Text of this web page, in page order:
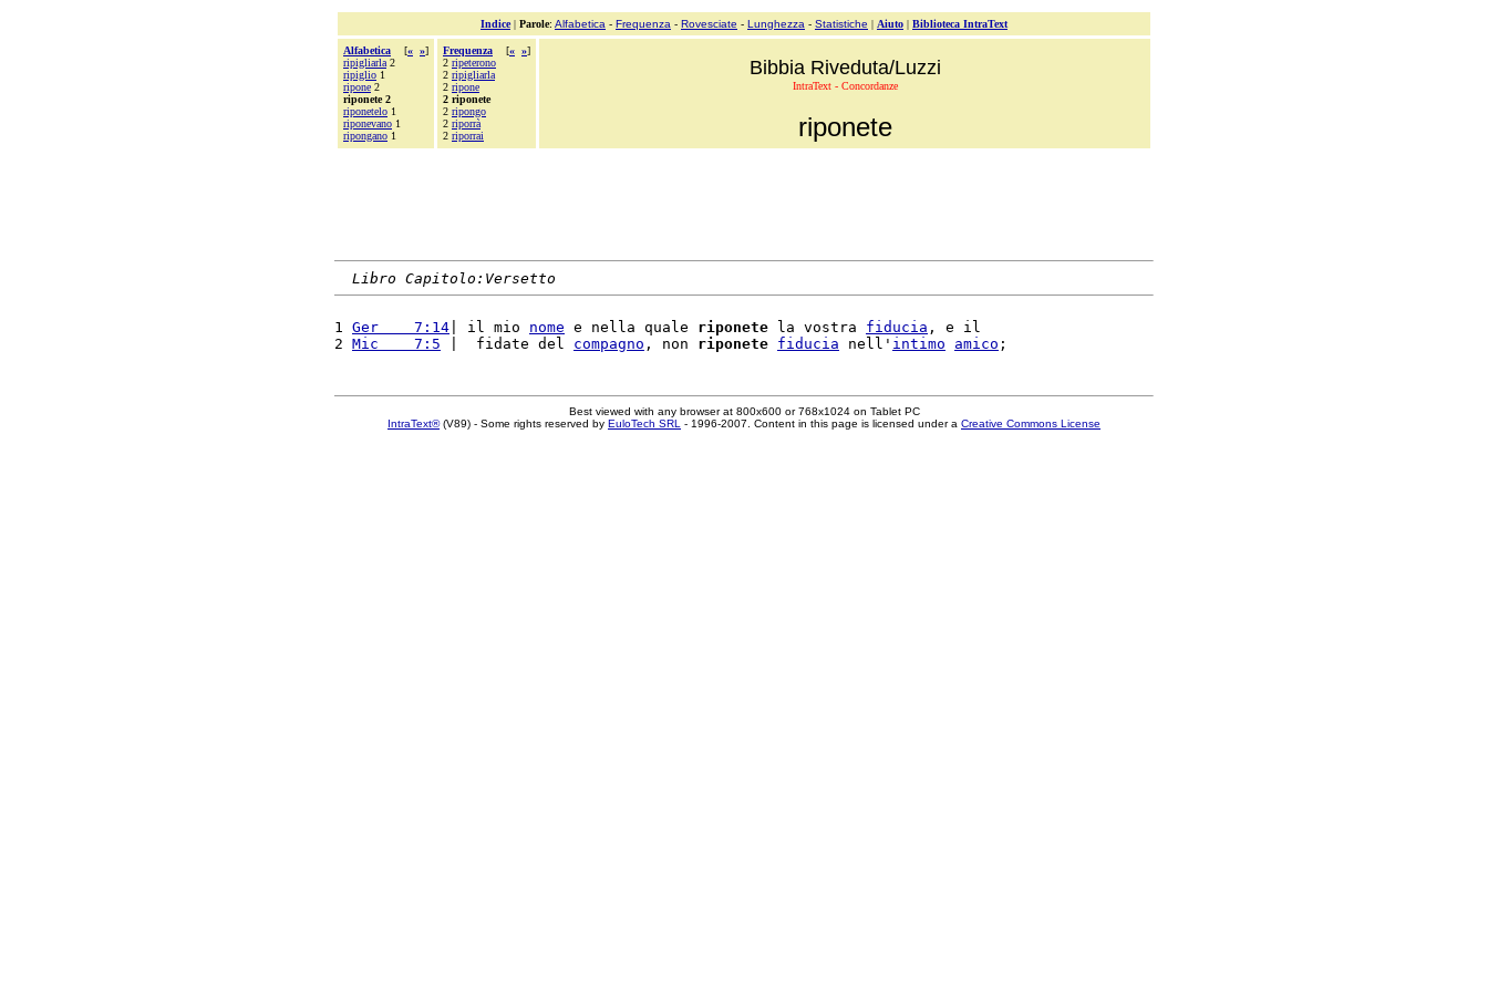
Indice| Parole: Alfabetica - Frequenza - Rovesciate - Lunghezza - Statistiche | Aiuto | Biblioteca IntraText
Alfabetica [« »]
ripigliarla 2
ripiglio 1
ripone 2
riponete 2
riponetelo 1
riponevano 1
ripongano 1
Frequenza [« »]
2 ripeterono
2 ripigliarla
2 ripone
2 riponete
2 ripongo
2 riporrà
2 riporrai
Bibbia Riveduta/Luzzi
IntraText - Concordanze
riponete
Libro Capitolo:Versetto
1 Ger    7:14 | il mio nome e nella quale riponete la vostra fiducia , e il
2 Mic    7:5 |  fidate del compagno , non riponete fiducia nell' intimo amico
Best viewed with any browser at 800x600 or 768x1024 on Tablet PC
IntraText®(V89) - Some rights reserved by EuloTech SRL - 1996-2007. Content in this page is licensed under a Creative Commons License